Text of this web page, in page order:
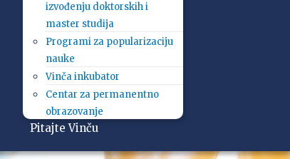
izvođenju doktorskih i
master studija
Programi za popularizaciju
nauke
Vinča inkubator
Centar za permanentno
obrazovanje
Pitajte Vinču